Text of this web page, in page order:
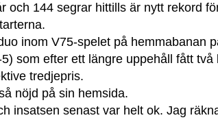
och 144 segrar hittills är nytt rekord
inom V75-spelet på hemmabanan
som efter ett längre uppehåll fått
tredjepris.
nöjd på sin hemsida.
insatsen senast var helt ok. Jag